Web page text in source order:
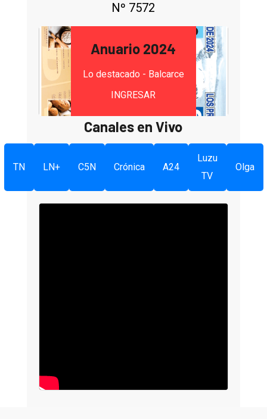
Nº 7572
Anuario 2024
Lo destacado - Balcarce
INGRESAR
Canales en Vivo
TN LN+ C5N Crónica A24
Luzu
TV
Olga